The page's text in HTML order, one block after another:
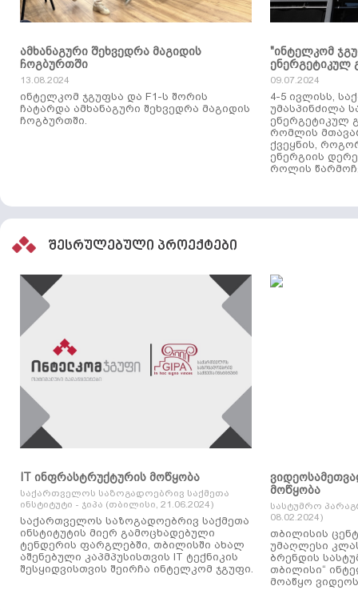
ამხანაგური შეხვედრა მაგიდის
ჩოგბურთში
13.08.2024
ინტელკომ ჯგუფსა და F1-ს შორის
ჩატარდა ამხანაგური შეხვედრა მაგიდის
ჩოგბურთში.
"ინტელკომ
ენერგეტიკულ
09.07.2024
4-5 ივლისს,
უმასპინძილა
ენერგეტიკულ
რომლის
ქვეყნის,
ენერგიის
როლის
შესრულებული პროექტები
IT ინფრასტრუქტურის მოწყობა
საქართველოს საზოგადოებრივ საქმეთა
ინსტიტუტი - ჯიპა (თბილისი, 21.06.2024)
საქართველოს საზოგადოებრივ საქმეთა
ინსტიტუტის მიერ გამოცხადებული
ტენდერის ფარგლებში, თბილისში ახალ
აშენებული კაპმპუსისთვის IT ტექნიკის
შესყიდვისთვის შეირჩა ინტელკომ ჯგუფი.
მოწყობა
სასტუმრო
08.02.2024)
თბილისის
უმაღლესი
ბრენდის
თბილისი“
მოაწყო